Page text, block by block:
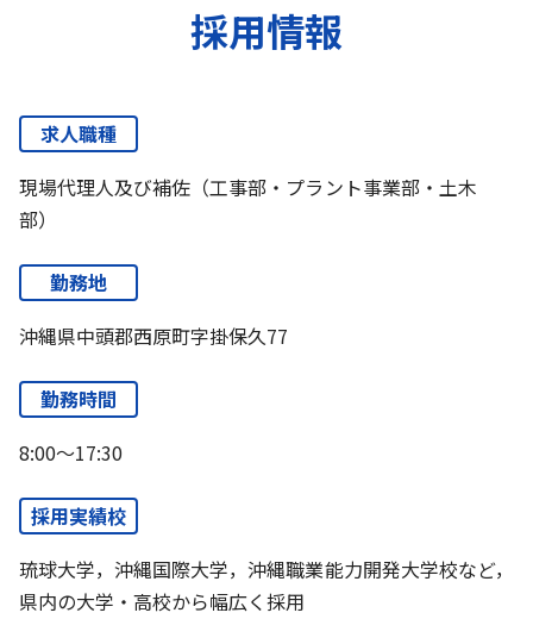
採用情報
求人職種
現場代理人及び補佐（工事部・プラント事業部・土木
部）
勤務地
沖縄県中頭郡西原町字掛保久77
勤務時間
8:00～17:30
採用実績校
琉球大学，沖縄国際大学，沖縄職業能力開発大学校など，
県内の大学・高校から幅広く採用